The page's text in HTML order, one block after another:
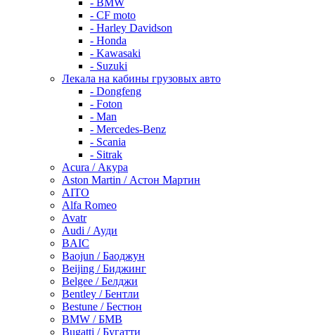
- BMW
- CF moto
- Harley Davidson
- Honda
- Kawasaki
- Suzuki
Лекала на кабины грузовых авто
- Dongfeng
- Foton
- Man
- Mercedes-Benz
- Scania
- Sitrak
Acura / Акура
Aston Martin / Астон Мартин
AITO
Alfa Romeo
Avatr
Audi / Ауди
BAIC
Baojun / Баоджун
Beijing / Биджинг
Belgee / Белджи
Bentley / Бентли
Bestune / Бестюн
BMW / БМВ
Bugatti / Бугатти